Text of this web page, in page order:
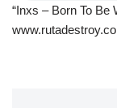
“Inxs – Born To Be